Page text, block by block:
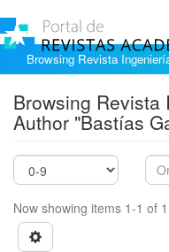
Browsing Revista
Browsing
Author "Bastías
Now showing items 1-1 of 1